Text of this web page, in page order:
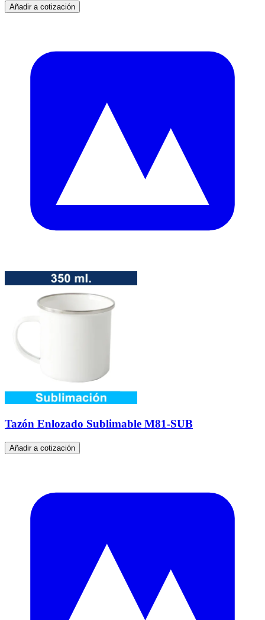
Añadir a cotización
Tazón Enlozado Sublimable M81-SUB
Añadir a cotización